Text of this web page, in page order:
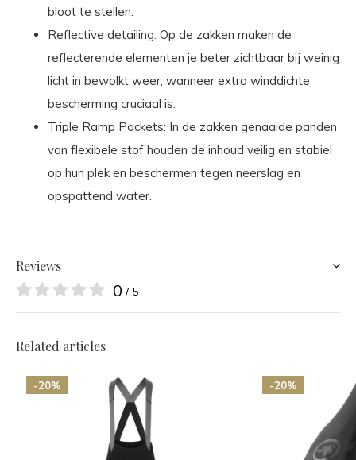
bloot te stellen.
Reflective detailing: Op de zakken maken de
reflecterende elementen je beter zichtbaar bij weinig
licht in bewolkt weer, wanneer extra winddichte
bescherming cruciaal is.
Triple Ramp Pockets: In de zakken genaaide panden
van flexibele stof houden de inhoud veilig en stabiel
op hun plek en beschermen tegen neerslag en
opspattend water.
Reviews
0 / 5
Related articles
-20% -20%